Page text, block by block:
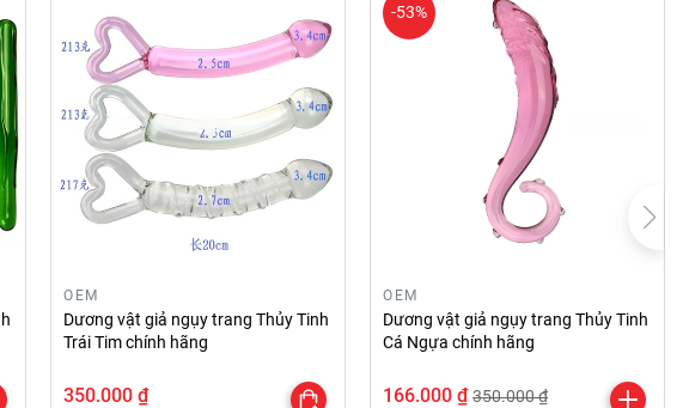
OEM
Dương vật giả ngụy trang Thủy Tinh
Trái Tim chính hãng
350.000 ₫
-53%
OEM
Dương vật giả ngụy trang Thủy Tinh
Cá Ngựa chính hãng
166.000 ₫ 350.000 ₫